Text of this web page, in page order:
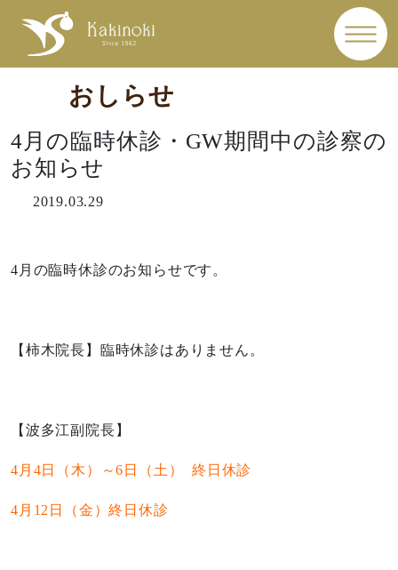
おしらせ
4月の臨時休診・GW期間中の診察の
お知らせ
2019.03.29
4月の臨時休診のお知らせです。
【柿木院長】臨時休診はありません。
【波多江副院長】
4月4日（木）～6日（土） 終日休診
4月12日（金）終日休診